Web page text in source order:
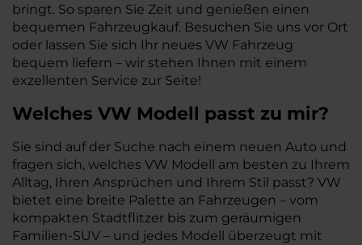
bringt. So sparen Sie Zeit und genießen einen
bequemen Fahrzeugkauf. Besuchen Sie uns vor Ort
oder lassen Sie sich Ihr neues VW Fahrzeug
bequem liefern – wir stehen Ihnen mit einem
exzellenten Service zur Seite!
Welches VW Modell passt zu mir?
Sie sind auf der Suche nach einem neuen Auto und
fragen sich, welches VW Modell am besten zu Ihrem
Alltag, Ihren Ansprüchen und Ihrem Stil passt? VW
bietet eine breite Palette an Fahrzeugen – vom
kompakten Stadtflitzer bis zum geräumigen
Familien-SUV – und jedes Modell überzeugt mit